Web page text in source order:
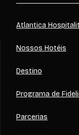
Atlantica
Nossos Hotéis
Destino
Programa de
Parcerias